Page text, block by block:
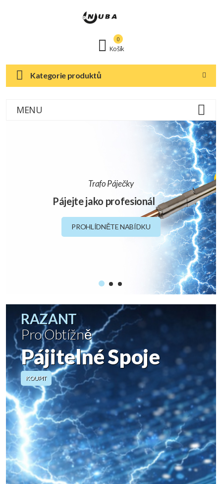
Košík
0
Kategorie produktů
MENU
Trafo Páječky
Pájejte jako profesionál
PROHLÍDNĚTE NABÍDKU
RAZANT
Pro Obtížně
Pájitelné Spoje
KOUPIT